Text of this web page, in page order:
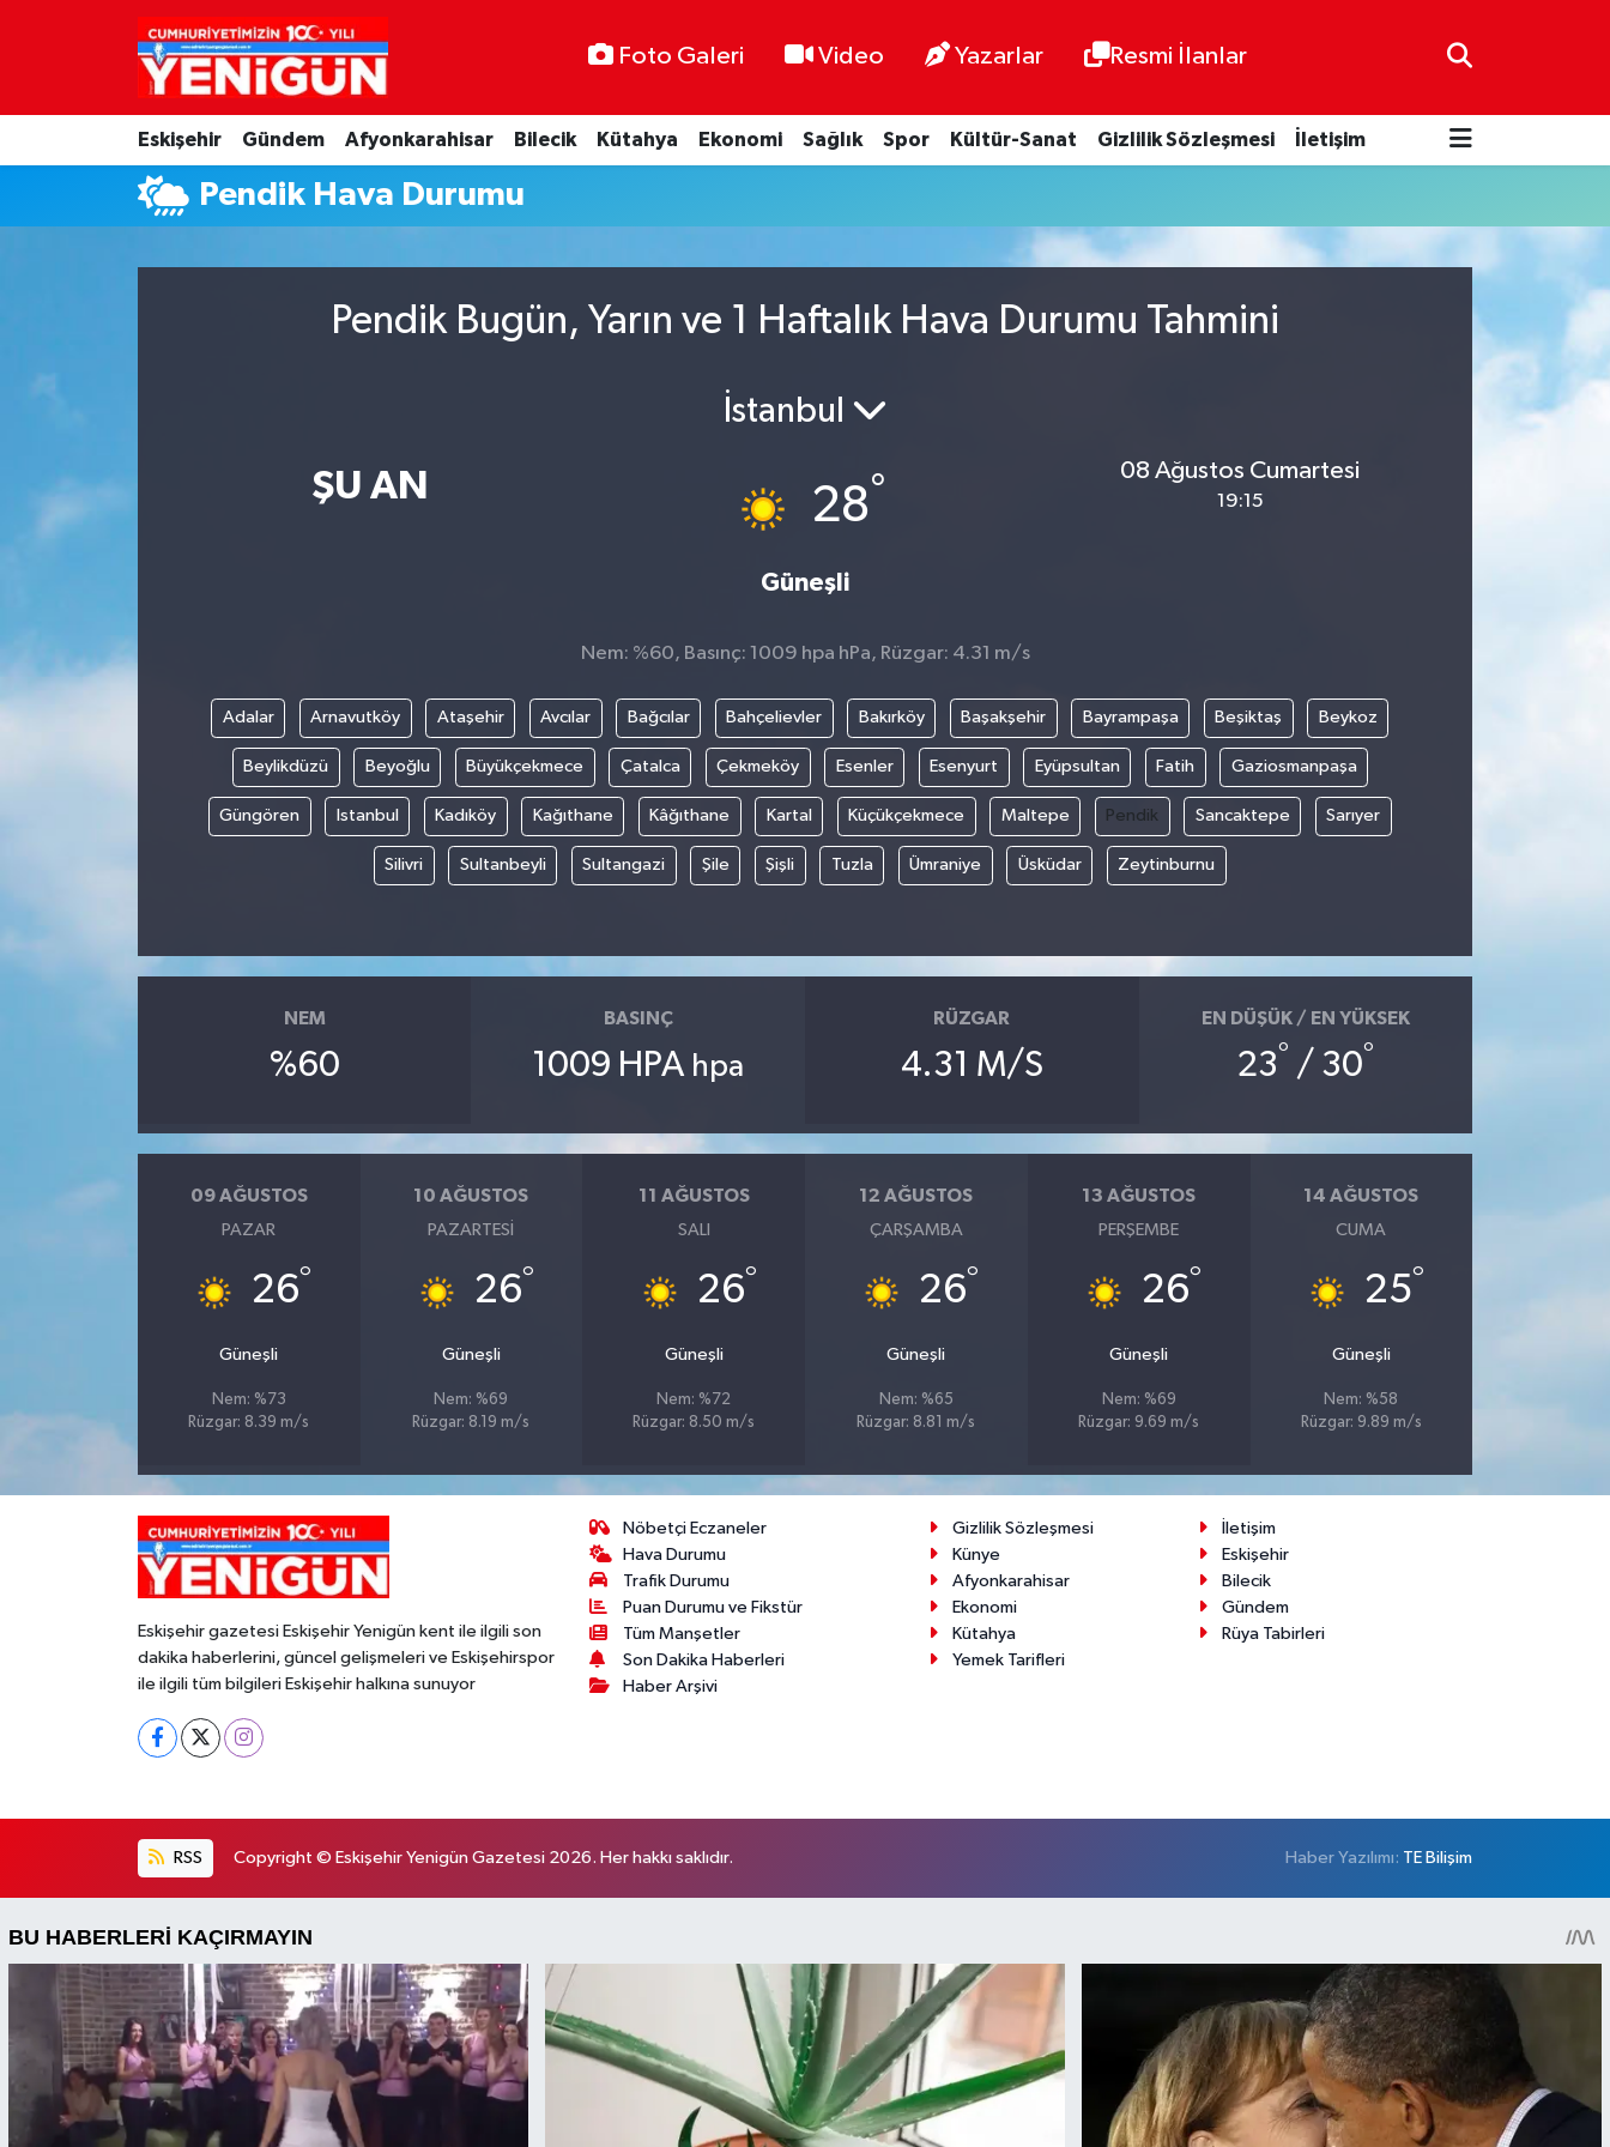
Foto Galeri Video Yazarlar Resmi İlanlar
Eskişehir Gündem Afyonkarahisar Bilecik Kütahya Ekonomi Sağlık Spor Kültür-Sanat Gizlilik Sözleşmesi İletişim
Pendik Hava Durumu
Pendik Bugün, Yarın ve 1 Haftalık Hava Durumu Tahmini
ŞU AN
İstanbul
28°
Güneşli
08 Ağustos Cumartesi
19:15
Nem: %60, Basınç: 1009 hpa hPa, Rüzgar: 4.31 m/s
Adalar Arnavutköy Ataşehir Avcılar Bağcılar Bahçelievler Bakırköy Başakşehir Bayrampaşa Beşiktaş Beykoz
Beylikdüzü Beyoğlu Büyükçekmece Çatalca Çekmeköy Esenler Esenyurt Eyüpsultan Fatih Gaziosmanpaşa
Güngören Istanbul Kadıköy Kağıthane Kâğıthane Kartal Küçükçekmece Maltepe Pendik Sancaktepe Sarıyer
Silivri Sultanbeyli Sultangazi Şile Şişli Tuzla Ümraniye Üsküdar Zeytinburnu
NEM
%60
BASINÇ
1009 HPA hpa
RÜZGAR
4.31 M/S
EN DÜŞÜK / EN YÜKSEK
23° / 30°
09 AĞUSTOS
PAZAR
26°
Güneşli
Nem: %73
Rüzgar: 8.39 m/s
10 AĞUSTOS
PAZARTESI
26°
Güneşli
Nem: %69
Rüzgar: 8.19 m/s
11 AĞUSTOS
SALI
26°
Güneşli
Nem: %72
Rüzgar: 8.50 m/s
12 AĞUSTOS
ÇARŞAMBA
26°
Güneşli
Nem: %65
Rüzgar: 8.81 m/s
13 AĞUSTOS
PERŞEMBE
26°
Güneşli
Nem: %69
Rüzgar: 9.69 m/s
14 AĞUSTOS
CUMA
25°
Güneşli
Nem: %58
Rüzgar: 9.89 m/s
Eskişehir gazetesi Eskişehir Yenigün kent ile ilgili son
dakika haberlerini, güncel gelişmeleri ve Eskişehirspor
ile ilgili tüm bilgileri Eskişehir halkına sunuyor
Nöbetçi Eczaneler
Hava Durumu
Trafik Durumu
Puan Durumu ve Fikstür
Tüm Manşetler
Son Dakika Haberleri
Haber Arşivi
Gizlilik Sözleşmesi
İletişim
Künye
Eskişehir
Afyonkarahisar
Bilecik
Ekonomi
Gündem
Kütahya
Rüya Tabirleri
Yemek Tarifleri
RSS Copyright © Eskişehir Yenigün Gazetesi 2026. Her hakkı saklıdır. Haber Yazılımı: TE Bilişim
Nöbetçi Eczaneler
Hava Durumu
Trafik Durumu
Süper Lig Puan Durumu ve Fikstür